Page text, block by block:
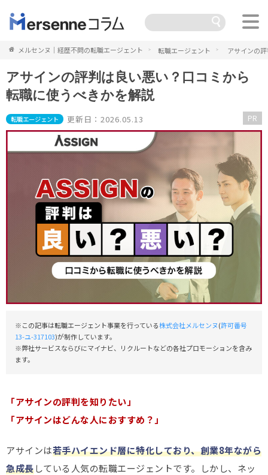
メルセンヌ｜経歴不問の転職エージェント 転職エージェント アサインの
アサインの評判は良い悪い？口コミから
転職に使うべきかを解説
転職エージェント 更新日：2026.05.13 PR
※この記事は転職エージェント事業を行っている株式会社メルセンヌ(許可番号
13-ユ-317103)が制作しています。
※弊社サービスならびにマイナビ、リクルートなどの各社プロモーションを含み
ます。
「アサインの評判を知りたい」
「アサインはどんな人におすすめ？」
アサインは若手ハイエンド層に特化しており、創業8年ながら
急成長している人気の転職エージェントです。しかし、ネッ